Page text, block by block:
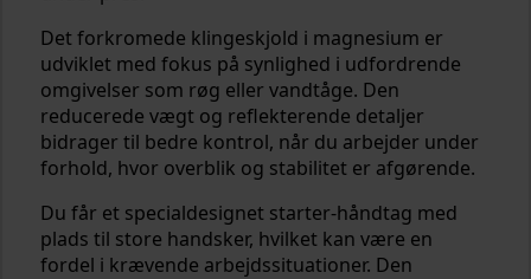
Det forkromede klingeskjold i magnesium er
udviklet med fokus på synlighed i udfordrende
omgivelser som røg eller vandtåge. Den
reducerede vægt og reflekterende detaljer
bidrager til bedre kontrol, når du arbejder under
forhold, hvor overblik og stabilitet er afgørende.
Du får et specialdesignet starter-håndtag med
plads til store handsker, hvilket kan være en
fordel i krævende arbejdssituationer. Den